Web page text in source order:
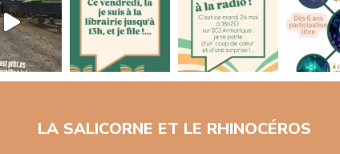
LA SALICORNE ET LE RHINOCÉROS